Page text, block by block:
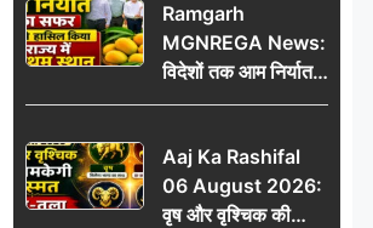
थर्मल
Ramgarh
MGNREGA News:
विदेशों तक आम निर्यात
का सफर, जिले ने
प्रथम स्थान
Aaj Ka Rashifal
06 August 2026:
वृष और वृश्चिक की